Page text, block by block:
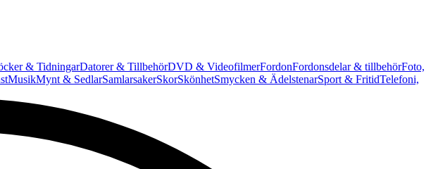
& TidningarDatorer & TillbehörDVD & VideofilmerFordonFordonsdelar & tillbehörFoto,
MusikMynt & SedlarSamlarsakerSkorSkönhetSmycken & ÄdelstenarSport & FritidTelefoni,